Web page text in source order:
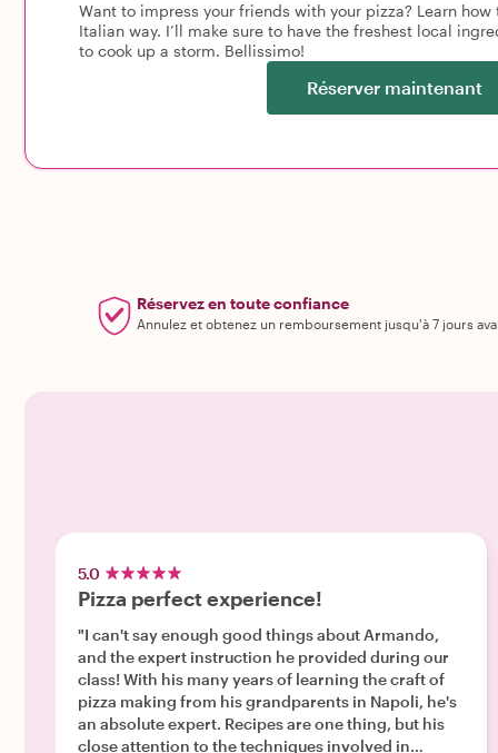
Want to impress your friends with your pizza? Learn
Italian way. I’ll make sure to have the freshest local
to cook up a storm. Bellissimo!
Réserver maintenant
Réservez en toute confiance
Annulez et obtenez un remboursement jusqu'à 7 jours
5.0
Pizza perfect experience!
"I can't say enough good things about Armando,
and the expert instruction he provided during our
class! With his many years of learning the craft of
pizza making from his grandparents in Napoli, he's
an absolute expert. Recipes are one thing, but his
close attention to the techniques involved in